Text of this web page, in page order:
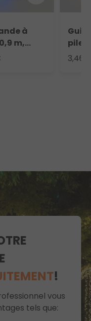
à
m,
piles
3,46
!
vous
tels que: